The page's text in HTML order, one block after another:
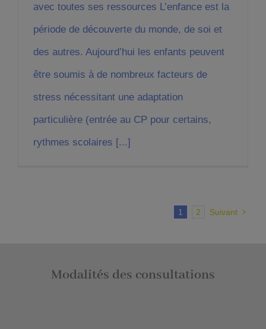
avec toutes ses ressources L’enfance est la
période de découverte du monde, de soi et
des autres. Aujourd’hui les enfants peuvent
être soumis à de nombreux facteurs de
stress nécessitant une adaptation
particulière (entrée au CP pour certains,
rythmes scolaires [...]
1 2 Suivant
Modalités des consultations